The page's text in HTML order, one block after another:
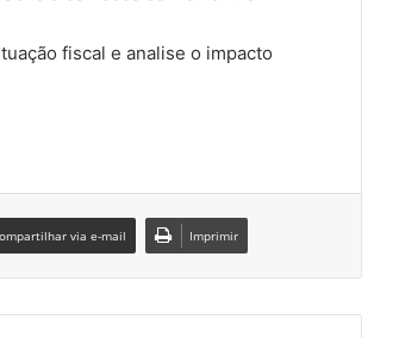
fiscal e analise o impacto
via e-mail Imprimir